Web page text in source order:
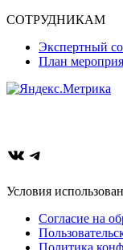
СОТРУДНИКАМ
Экспертный
План
ВКонтакте
Telegram
Условия
Согласие на
Политика